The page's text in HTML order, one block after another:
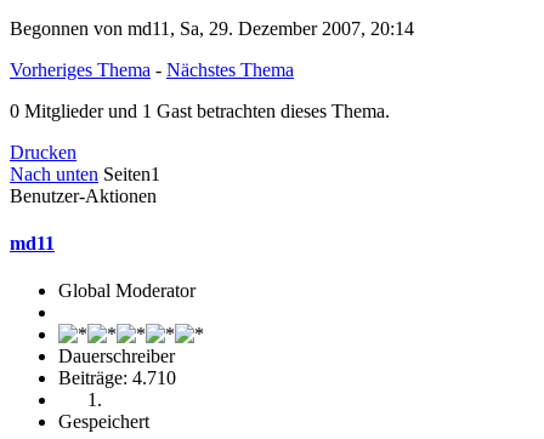
Begonnen von md11, Sa, 29. Dezember 2007, 20:14
Vorheriges Thema - Nächstes Thema
0 Mitglieder und 1 Gast betrachten dieses Thema.
Drucken
Nach unten Seiten1
Benutzer-Aktionen
md11
Global Moderator
Dauerschreiber
Beiträge: 4.710
Gespeichert